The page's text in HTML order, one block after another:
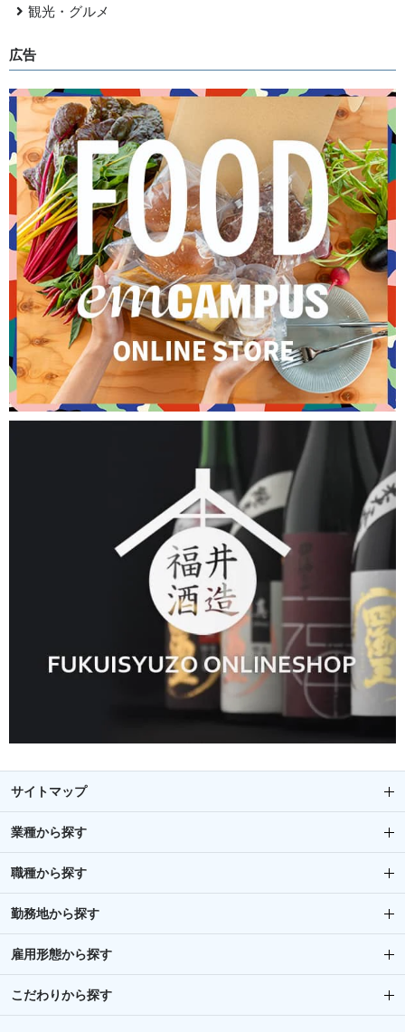
観光・グルメ
広告
サイトマップ
業種から探す
職種から探す
勤務地から探す
雇用形態から探す
こだわりから探す